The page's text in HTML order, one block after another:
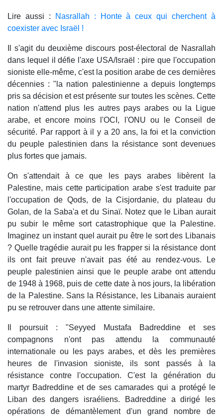
Lire aussi :
Nasrallah : Honte à ceux qui cherchent à
coexister avec Israël !
Il s'agit du deuxième discours post-électoral de Nasrallah
dans lequel il défie l'axe USA/Israël : pire que l'occupation
sioniste elle-même, c'est la position arabe de ces dernières
décennies : "la nation palestinienne a depuis longtemps
pris sa décision et est présente sur toutes les scènes. Cette
nation n'attend plus les autres pays arabes ou la Ligue
arabe, et encore moins l'OCI, l'ONU ou le Conseil de
sécurité. Par rapport à il y a 20 ans, la foi et la conviction
du peuple palestinien dans la résistance sont devenues
plus fortes que jamais.
On s'attendait à ce que les pays arabes libèrent la
Palestine, mais cette participation arabe s'est traduite par
l'occupation de Qods, de la Cisjordanie, du plateau du
Golan, de la Saba'a et du Sinaï. Notez que le Liban aurait
pu subir le même sort catastrophique que la Palestine.
Imaginez un instant quel aurait pu être le sort des Libanais
? Quelle tragédie aurait pu les frapper si la résistance dont
ils ont fait preuve n'avait pas été au rendez-vous. Le
peuple palestinien ainsi que le peuple arabe ont attendu
de 1948 à 1968, puis de cette date à nos jours, la libération
de la Palestine. Sans la Résistance, les Libanais auraient
pu se retrouver dans une attente similaire.
Il poursuit : "Seyyed Mustafa Badreddine et ses
compagnons n'ont pas attendu la communauté
internationale ou les pays arabes, et dès les premières
heures de l'invasion sioniste, ils sont passés à la
résistance contre l'occupation. C'est la génération du
martyr Badreddine et de ses camarades qui a protégé le
Liban des dangers israéliens. Badreddine a dirigé les
opérations de démantèlement d'un grand nombre de